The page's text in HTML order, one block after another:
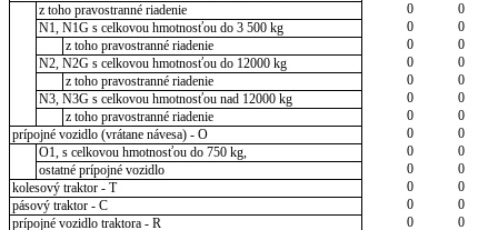
z toho pravostranné riadenie
0
0
N1, N1G s celkovou hmotnosťou do 3 500 kg
0
0
z toho pravostranné riadenie
0
0
N2, N2G s celkovou hmotnosťou do 12000 kg
0
0
z toho pravostranné riadenie
0
0
N3, N3G s celkovou hmotnosťou nad 12000 kg
0
0
z toho pravostranné riadenie
0
0
prípojné vozidlo (vrátane návesa) - O
0
0
O1, s celkovou hmotnosťou do 750 kg,
0
0
ostatné prípojné vozidlo
0
0
kolesový traktor - T
0
0
pásový traktor - C
0
0
prípojné vozidlo traktora - R
0
0